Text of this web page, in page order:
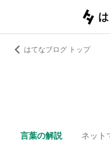
はてなブログ トップ
言葉の解説 ネット